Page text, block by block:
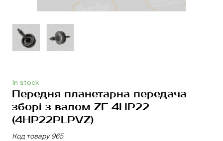
In stock
Передня планетарна передача
зборі з валом ZF 4HP22
(4HP22PLPVZ)
Код товару 965